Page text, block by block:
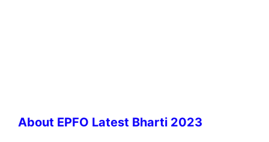
About EPFO Latest Bharti 2023